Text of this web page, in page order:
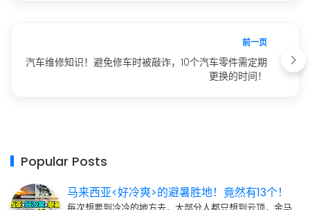
前一页
汽车维修知识！避免修车时被敲诈，10个汽车零件需定期
更换的时间！
Popular Posts
马来西亚<好冷爽>的避暑胜地！竟然有13个！